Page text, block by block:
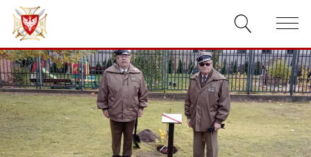
AKTUALNOŚCI
O ZWIĄZKU
DOKUMENTY